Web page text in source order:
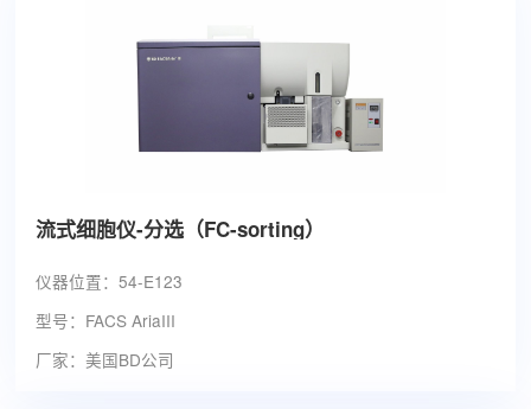
流式细胞仪-分选（FC-sorting）
仪器位置：54-E123
型号：FACS AriaIII
厂家：美国BD公司